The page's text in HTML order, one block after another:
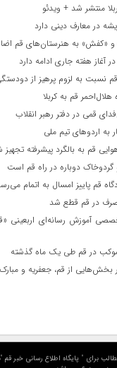
منتشر شد + ویدئو
در معارف دینی دارد
«کفش» به هنرستان‌های قم
آغاز هفته جاری ادامه دارد
نسبت به لزوم پرهیز از
قمی در دفتر رهبر انقلاب
قم به بالگرد پیشرفته
دوباره در راه قم است
قم پاییز امسال به اتمام
آموزش رسانه‌ای اربعینی
از قم، جعفریه و
برای " پایگاه اطلاع رسانی خبر